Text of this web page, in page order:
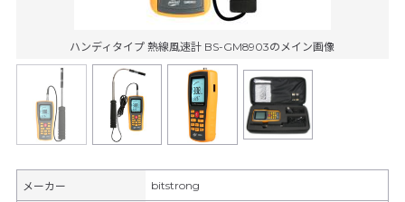
ハンディタイプ 熱線風速計 BS-GM8903のメイン画像
メーカー bitstrong